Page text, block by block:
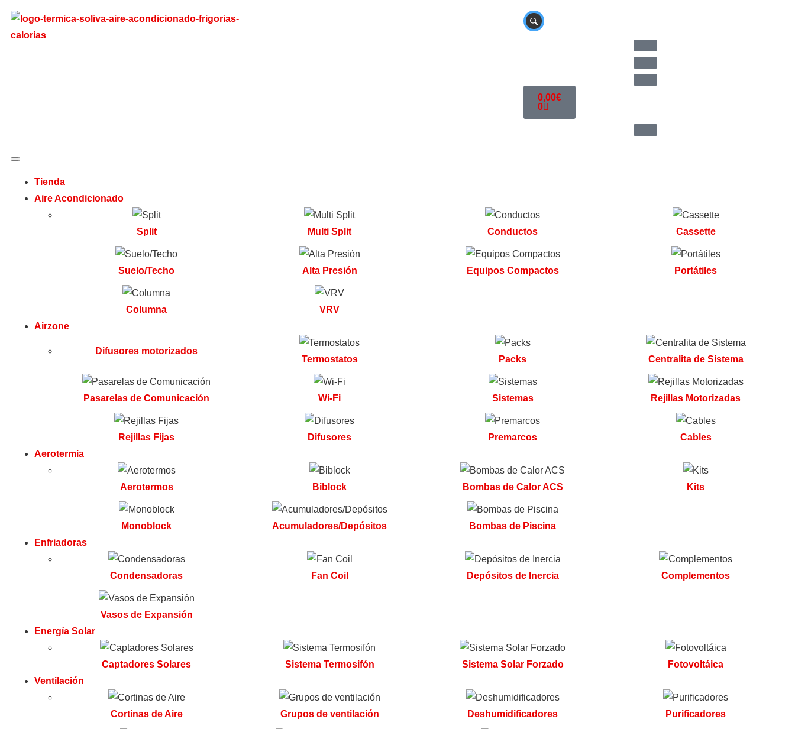
0,00€
0
Tienda
Aire Acondicionado
Split Multi Split Conductos Cassette
Suelo/Techo Alta Presión Equipos Compactos Portátiles
Columna
VRV
Airzone
Difusores motorizados
Termostatos
Packs Centralita de Sistema
Pasarelas de Comunicación Wi-Fi Sistemas Rejillas Motorizadas
Rejillas Fijas Difusores Premarcos
Cables
Aerotermia
Aerotermos Biblock Bombas de Calor ACS Kits
Monoblock Acumuladores/Depósitos
Bombas de Piscina
Enfriadoras
Condensadoras Fan Coil Depósitos de Inercia Complementos
Vasos de Expansión
Energía Solar
Captadores Solares Sistema Termosifón Sistema Solar Forzado
Fotovoltáica
Ventilación
Cortinas de Aire Grupos de ventilación Deshumidificadores Purificadores